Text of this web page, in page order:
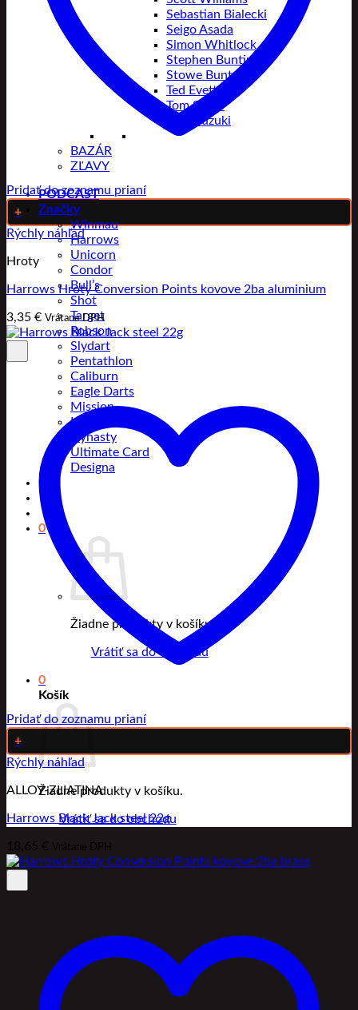
Sebastian Bialecki
Seigo Asada
Simon Whitlock
Stephen Bunting
Stowe Buntz
Ted Evetts
Tom Sykes
Toru Suzuki
BAZÁR
ZĽAVY
PODCAST
Značky
Winmau
Harrows
Unicorn
Condor
Bull’s
Shot
Target
Robson
Slydart
Pentathlon
Caliburn
Eagle Darts
Mission
L-Style
Dynasty
Ultimate Card
Designa
0
Žiadne produkty v košíku.
Vrátiť sa do obchodu
0
Košík
Žiadne produkty v košíku.
Vrátiť sa do obchodu
Pridať do zoznamu prianí
+
Rýchly náhľad
Hroty
Harrows Hroty Conversion Points kovove 2ba aluminium
3,35 € Vrátane DPH
Pridať do zoznamu prianí
+
Rýchly náhľad
ALLOY-ZLIATINA
Harrows Black Jack steel 22g
18,65 € Vrátane DPH